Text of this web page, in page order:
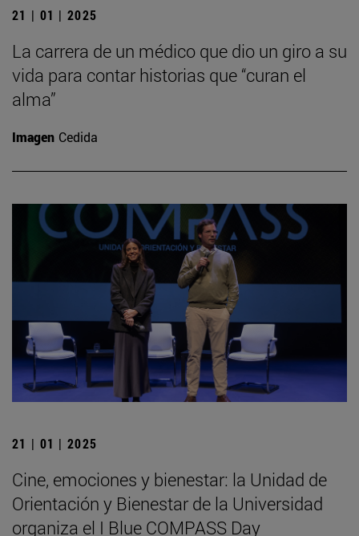
21 | 01 | 2025
La carrera de un médico que dio un giro a su
vida para contar historias que “curan el
alma”
Imagen Cedida
21 | 01 | 2025
Cine, emociones y bienestar: la Unidad de
Orientación y Bienestar de la Universidad
organiza el I Blue COMPASS Day